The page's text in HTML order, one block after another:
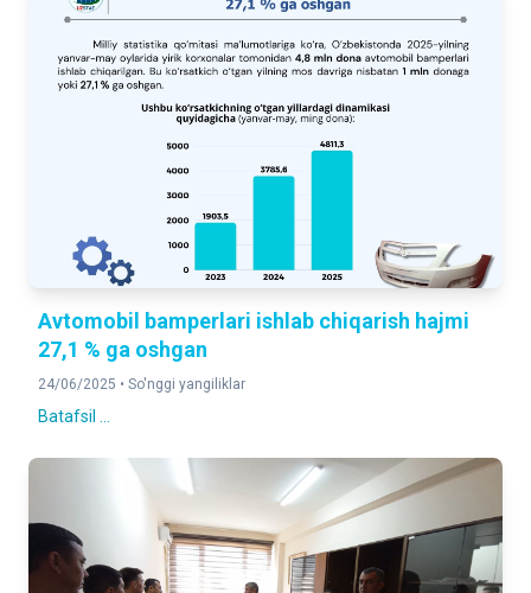
Avtomobil bamperlari ishlab chiqarish hajmi
27,1 % ga oshgan
24/06/2025 • So'nggi yangiliklar
Batafsil ...